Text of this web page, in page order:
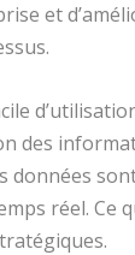
et
des
données
réel. Ce